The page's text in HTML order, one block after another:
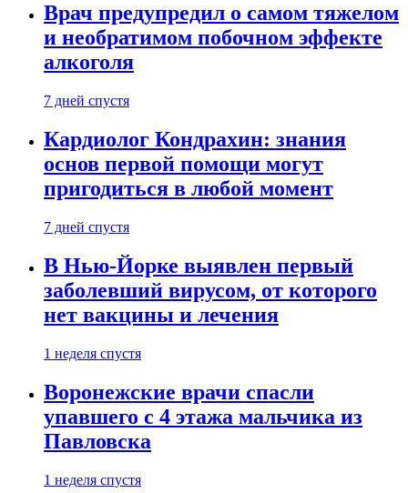
Врач предупредил о самом тяжелом
и необратимом побочном эффекте
алкоголя
7 дней спустя
Кардиолог Кондрахин: знания
основ первой помощи могут
пригодиться в любой момент
7 дней спустя
В Нью-Йорке выявлен первый
заболевший вирусом, от которого
нет вакцины и лечения
1 неделя спустя
Воронежские врачи спасли
упавшего с 4 этажа мальчика из
Павловска
1 неделя спустя